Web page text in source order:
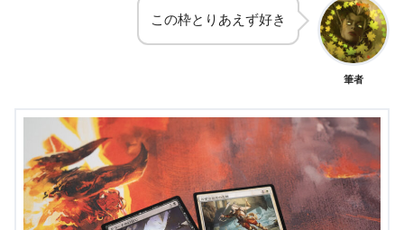
この枠とりあえず好き
筆者